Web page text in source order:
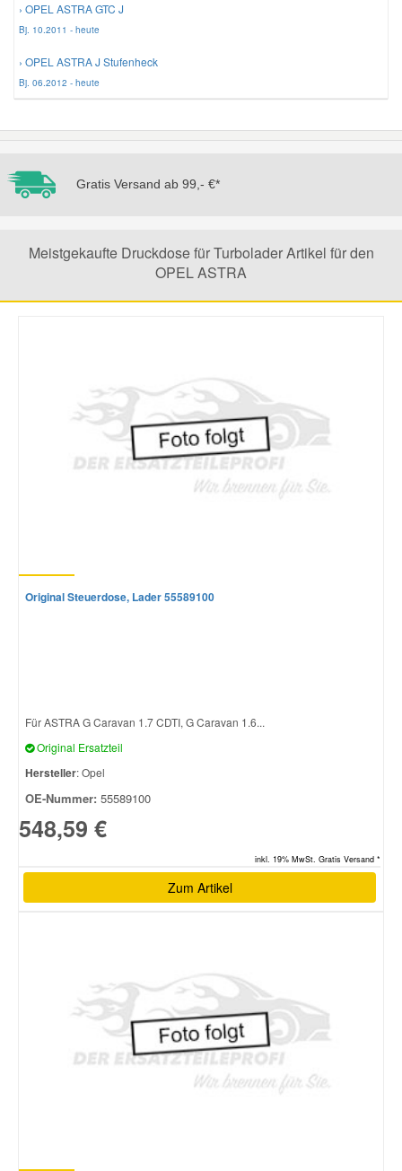
› OPEL ASTRA GTC J
Bj. 10.2011 - heute
› OPEL ASTRA J Stufenheck
Bj. 06.2012 - heute
Gratis Versand ab 99,- €*
Meistgekaufte Druckdose für Turbolader Artikel für den
OPEL ASTRA
Original Steuerdose, Lader 55589100
Für ASTRA G Caravan 1.7 CDTI, G Caravan 1.6...
Original Ersatzteil
Hersteller: Opel
OE-Nummer: 55589100
548,59 €
inkl. 19% MwSt. Gratis Versand *
Zum Artikel
Smart Ersatzteile
Suzuki Ersatzteile